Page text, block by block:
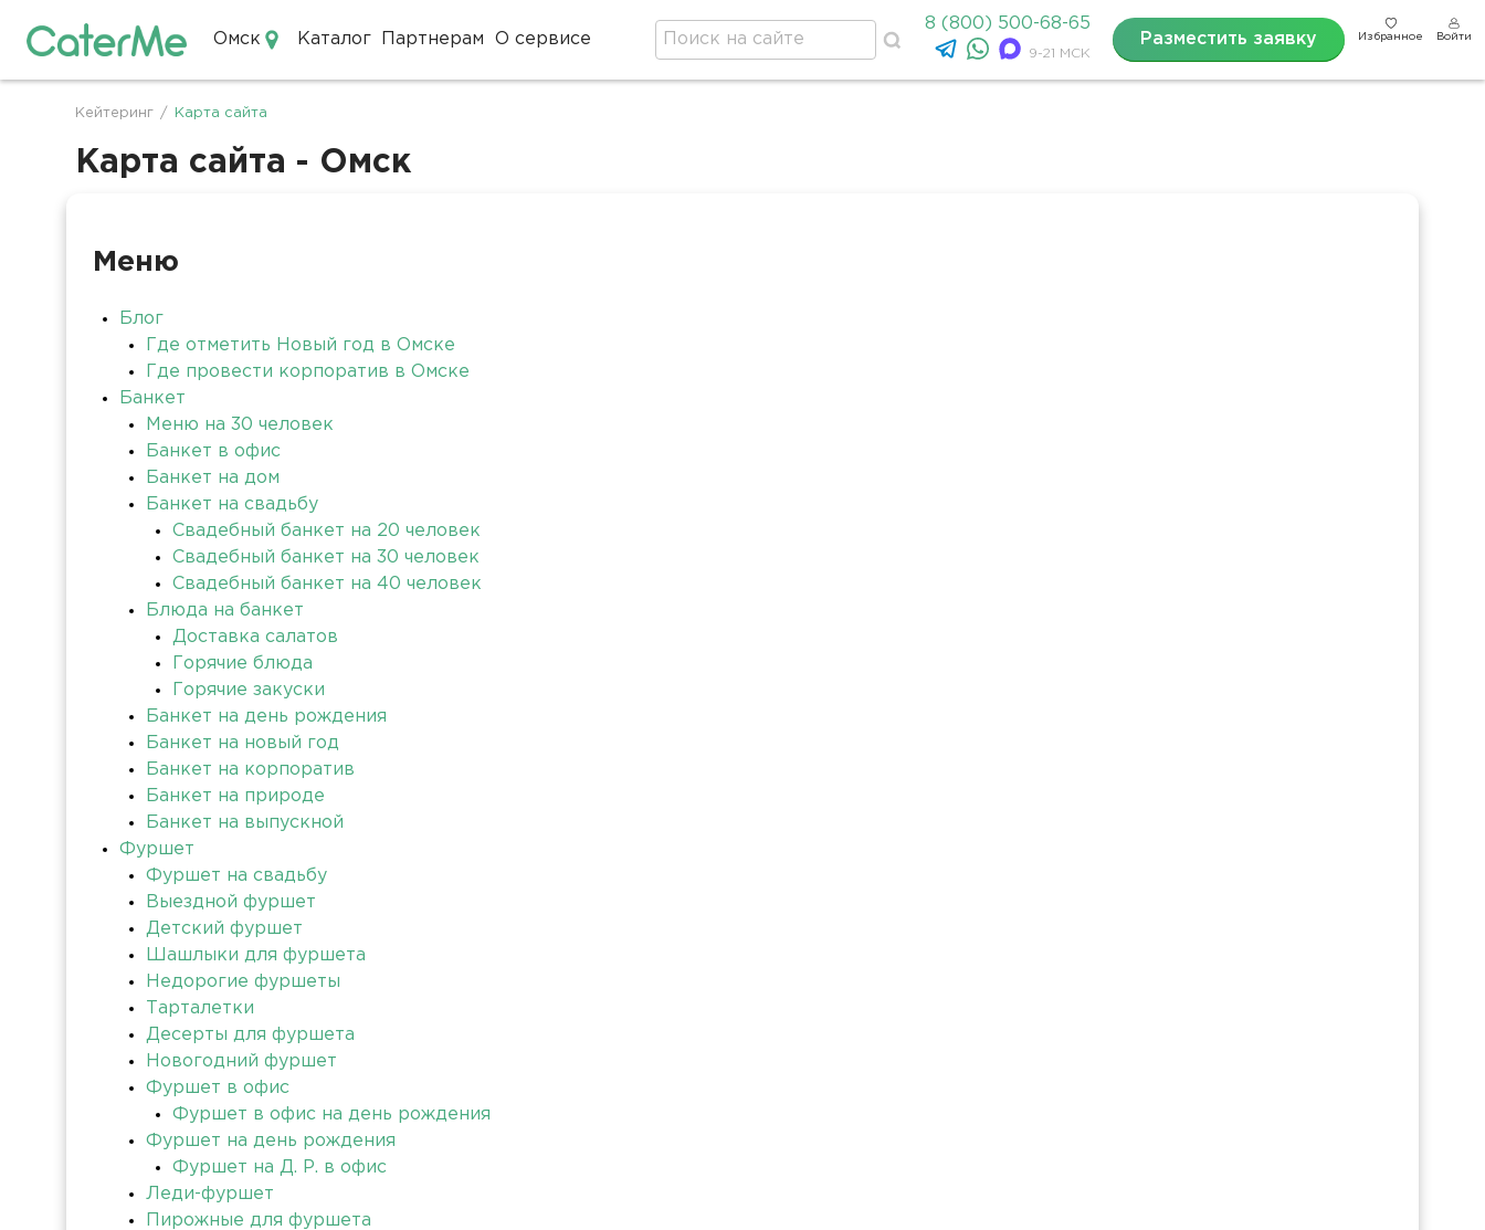
Омск Каталог Партнерам О сервисе
8 (800) 500-68-65
9-21 МСК
Разместить заявку Избранное Войти
Строка
навигации
Кейтеринг / Карта сайта
Карта сайта - Омск
Меню
Блог
Где отметить Новый год в Омске
Где провести корпоратив в Омске
Банкет
Меню на 30 человек
Банкет в офис
Банкет на дом
Банкет на свадьбу
Свадебный банкет на 20 человек
Свадебный банкет на 30 человек
Свадебный банкет на 40 человек
Блюда на банкет
Доставка салатов
Горячие блюда
Горячие закуски
Банкет на день рождения
Банкет на новый год
Банкет на корпоратив
Банкет на природе
Банкет на выпускной
Фуршет
Фуршет на свадьбу
Выездной фуршет
Детский фуршет
Шашлыки для фуршета
Недорогие фуршеты
Тарталетки
Десерты для фуршета
Новогодний фуршет
Фуршет в офис
Фуршет в офис на день рождения
Фуршет на день рождения
Фуршет на Д. Р. в офис
Леди-фуршет
Пирожные для фуршета